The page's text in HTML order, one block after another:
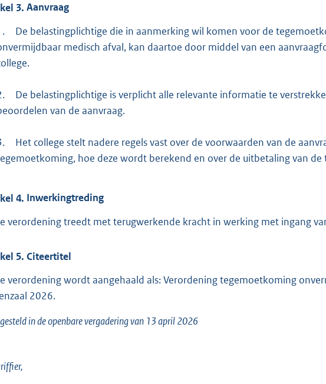
3. Aanvraag
De belastingplichtige die in aanmerking wil komen voor de
medisch afval, kan daartoe door middel van een
De belastingplichtige is verplicht alle relevante informatie te
van de aanvraag.
Het college stelt nadere regels vast over de voorwaarden van de
hoe deze wordt berekend en over de uitbetaling van
4. Inwerkingtreding
verordening treedt met terugwerkende kracht in werking met ingang
5. Citeertitel
verordening wordt aangehaald als: Verordening tegemoetkoming
2026.
in de openbare vergadering van 13 april 2026